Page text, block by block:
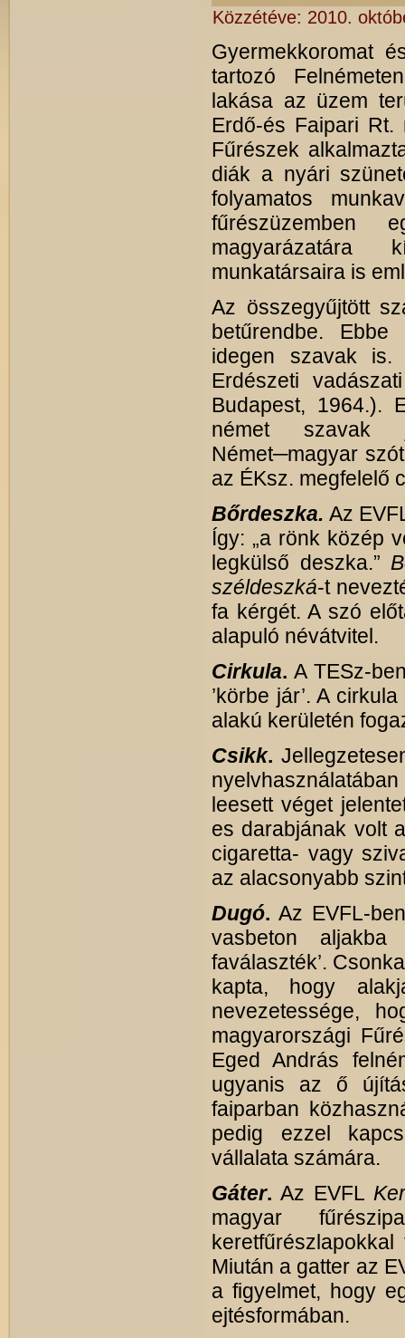
Közzétéve: 2010.
Gyermekkoromat
tartozó
lakása az üzem
Erdő-és Faipari Rt.
Fűrészek
diák a nyári
folyamatos
fűrészüzemben
magyarázatára
munkatársaira is
Az összegyűjtött
betűrendbe.
idegen szavak is.
Erdészeti
Budapest, 1964.).
német szavak
Német─magyar
az ÉKsz. megfelelő
Bőrdeszka. Az
Így: „a rönk közép
legkülső deszka.”
széldeszká-t
fa kérgét. A szó
alapuló névátvitel.
Cirkula. A TESz-
’körbe jár’. A
alakú kerületén
Csikk.
leesett véget
es darabjának volt
cigaretta- vagy
az alacsonyabb
Dugó. Az EVFL-
vasbeton
faválaszték’.
kapta, hogy
nevezetessége,
magyarországi
Eged András
ugyanis az ő
faiparban
pedig ezzel
vállalata számára.
Gáter. Az EVFL
magyar
Miután a gatter az
a figyelmet, hogy
ejtésformában.